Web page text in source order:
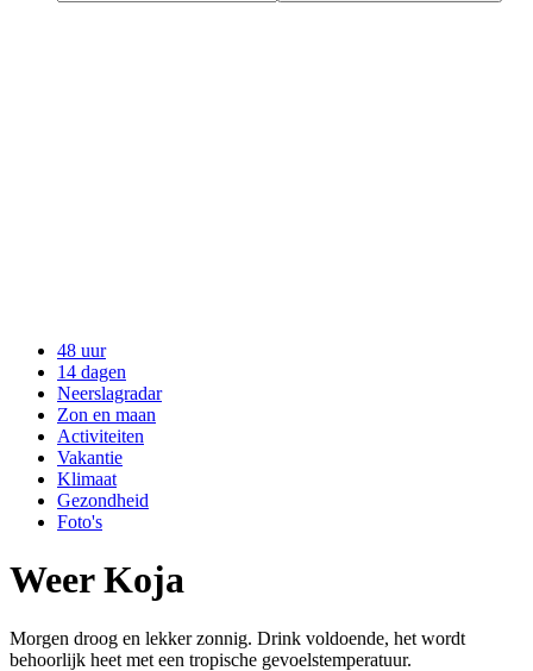
48 uur
14 dagen
Neerslagradar
Zon en maan
Activiteiten
Vakantie
Klimaat
Gezondheid
Foto's
Weer Koja
Morgen droog en lekker zonnig. Drink voldoende, het wordt
behoorlijk heet met een tropische gevoelstemperatuur.